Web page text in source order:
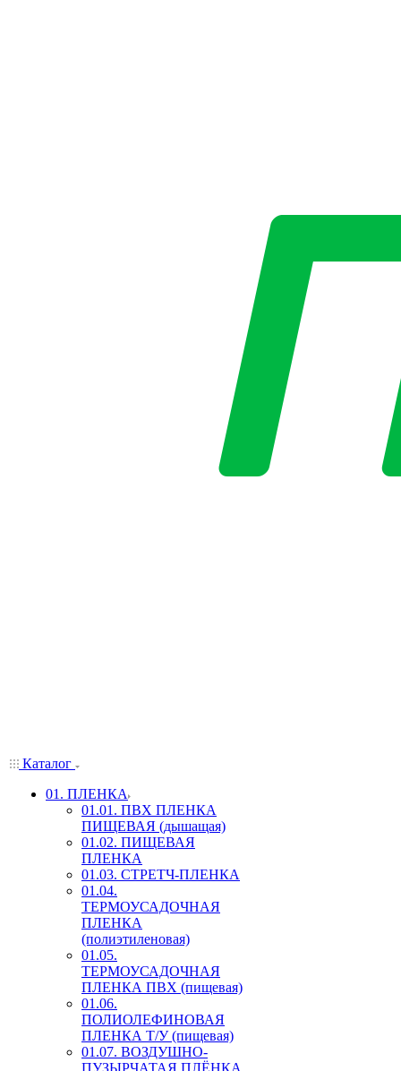
Каталог
01. ПЛЕНКА
01.01. ПВХ ПЛЕНКА
ПИЩЕВАЯ (дышащая)
01.02. ПИЩЕВАЯ
ПЛЕНКА
01.03. СТРЕТЧ-ПЛЕНКА
01.04.
ТЕРМОУСАДОЧНАЯ
ПЛЕНКА
(полиэтиленовая)
01.05.
ТЕРМОУСАДОЧНАЯ
ПЛЕНКА ПВХ (пищевая)
01.06.
ПОЛИОЛЕФИНОВАЯ
ПЛЕНКА Т/У (пищевая)
01.07. ВОЗДУШНО-
ПУЗЫРЧАТАЯ ПЛЁНКА